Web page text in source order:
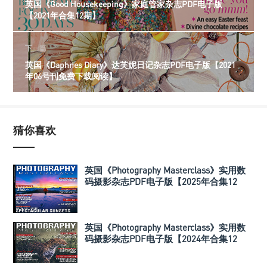
英国《Good Housekeeping》家庭管家杂志PDF电子版
【2021年合集12期】
下一篇
英国《Daphnes Diary》达芙妮日记杂志PDF电子版【2021
年06号刊免费下载阅读】
猜你喜欢
英国《Photography Masterclass》实用数
码摄影杂志PDF电子版【2025年合集12
英国《Photography Masterclass》实用数
码摄影杂志PDF电子版【2024年合集12